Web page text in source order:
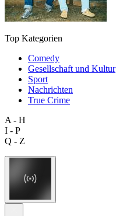
Top Kategorien
Comedy
Gesellschaft und Kultur
Sport
Nachrichten
True Crime
A - H
I - P
Q - Z